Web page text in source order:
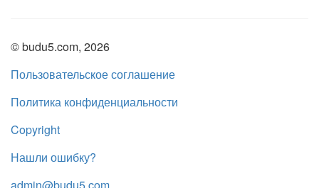
© budu5.com, 2026
Пользовательское соглашение
Политика конфиденциальности
Copyright
Нашли ошибку?